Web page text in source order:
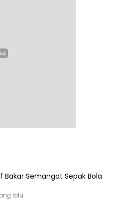
Bakar Semangat Sepak Bola
lalu